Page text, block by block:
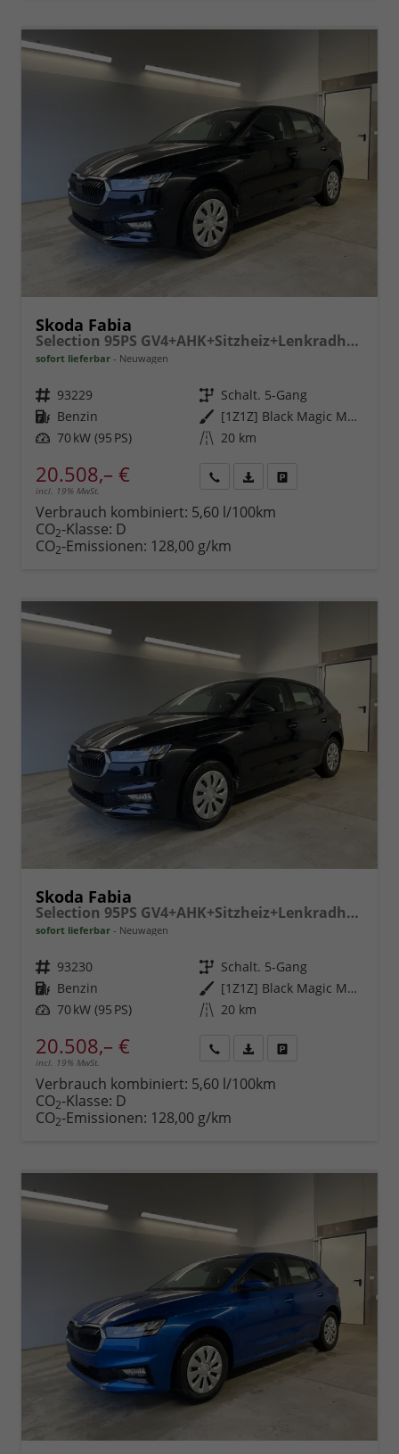
Skoda Fabia
Selection 95PS GV4+AHK+Sitzheiz+Lenkradheiz+Climatronic+Tempomat+PDC
sofort lieferbar Neuwagen
Fahrzeugnr. 93229 Getriebe Schalt. 5-Gang
Kraftstoff Benzin Außenfarbe
[1Z1Z] Black Magic Metallic
Leistung 70 kW (95 PS) Kilometerstand 20 km
20.508,– €
incl. 19% MwSt.
anfordern
Datei,
Verbrauch kombiniert: 5,60 l/100km
CO2-Klasse: D
CO2-Emissionen: 128,00 g/km
Skoda Fabia
Selection 95PS GV4+AHK+Sitzheiz+Lenkradheiz+Climatronic+Tempomat+PDC
sofort lieferbar Neuwagen
Fahrzeugnr. 93230 Getriebe Schalt. 5-Gang
Kraftstoff Benzin Außenfarbe
[1Z1Z] Black Magic Metallic
Leistung 70 kW (95 PS) Kilometerstand 20 km
20.508,– €
incl. 19% MwSt.
anfordern
Datei,
Verbrauch kombiniert: 5,60 l/100km
CO2-Klasse: D
CO2-Emissionen: 128,00 g/km